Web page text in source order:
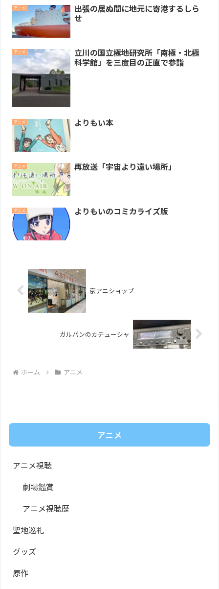
アニメ
出張の居ぬ間に地元に寄港するしら
せ
アニメ
立川の国立極地研究所「南極・北極
科学館」を三度目の正直で参詣
アニメ よりもい本
アニメ 再放送「宇宙より遠い場所」
アニメ よりもいのコミカライズ版
京アニショップ
ガルパンのカチューシャ
ホーム アニメ
アニメ
アニメ視聴
劇場鑑賞
アニメ視聴歴
聖地巡礼
グッズ
原作